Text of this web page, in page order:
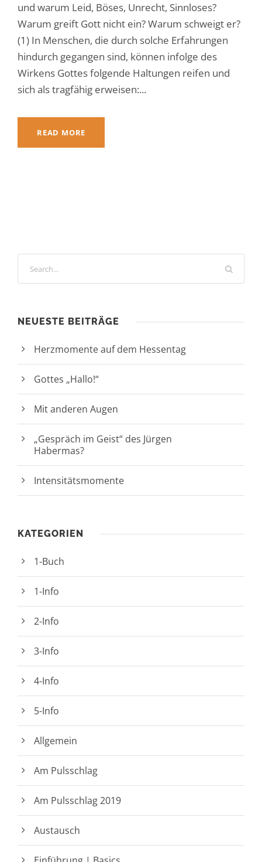
und warum Leid, Böses, Unrecht, Sinnloses?
Warum greift Gott nicht ein? Warum schweigt er?
(1) In Menschen, die durch solche Erfahrungen
hindurch gegangen sind, können infolge des
Wirkens Gottes folgende Haltungen reifen und
sich als tragfähig erweisen:...
READ MORE
NEUESTE BEITRÄGE
Herzmomente auf dem Hessentag
Gottes „Hallo!“
Mit anderen Augen
„Gespräch im Geist“ des Jürgen
Habermas?
Intensitätsmomente
KATEGORIEN
1-Buch
1-Info
2-Info
3-Info
4-Info
5-Info
Allgemein
Am Pulsschlag
Am Pulsschlag 2019
Austausch